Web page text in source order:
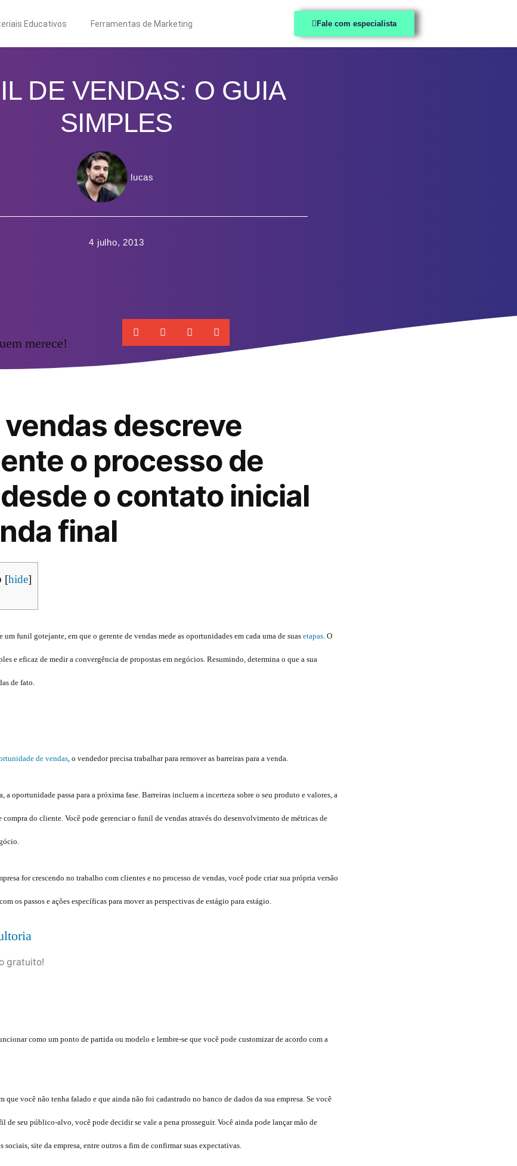
Educativos Ferramentas de Marketing Fale com especialista
DE VENDAS: O GUIA
SIMPLES
lucas
4 julho, 2013
merece!
vendas descreve
o processo de
o contato inicial
final
[hide]
um funil gotejante, em que o gerente de vendas mede as oportunidades em cada uma de suasetapas. O
e eficaz de medir a convergência de propostas em negócios. Resumindo, determina o que a sua
de fato.
de vendas, o vendedor precisa trabalhar para remover as barreiras para a venda.
a oportunidade passa para a próxima fase. Barreiras incluem a incerteza sobre o seu produto e valores, a
compra do cliente. Você pode gerenciar o funil de vendas através do desenvolvimento de métricas de
for crescendo no trabalho com clientes e no processo de vendas, você pode criar sua própria versão
os passos e ações específicas para mover as perspectivas de estágio para estágio.
gratuito!
como um ponto de partida ou modelo e lembre-se que você pode customizar de acordo com a
que você não tenha falado e que ainda não foi cadastrado no banco de dados da sua empresa. Se você
de seu público-alvo, você pode decidir se vale a pena prosseguir. Você ainda pode lançar mão de
sociais, site da empresa, entre outros a fim de confirmar suas expectativas.